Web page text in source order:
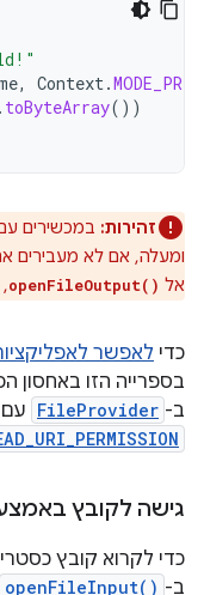
, Context.
. toByteArray())
זהירות:
ומעלה, אם לא מעבירים
אל openFileOutput()
כדי לאפשר
בספרייה הזו באחסון
ב- FileProvider עם
גישה לקובץ
כדי לקרוא קובץ
ב- openFileInput()